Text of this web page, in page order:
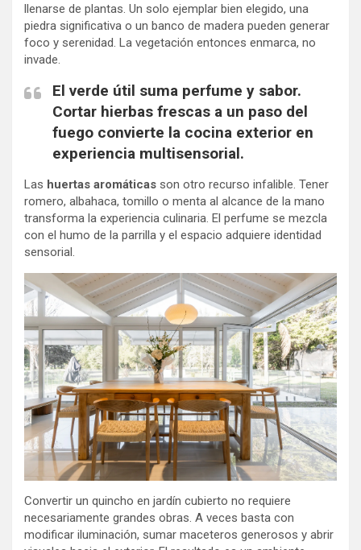
llenarse de plantas. Un solo ejemplar bien elegido, una
piedra significativa o un banco de madera pueden generar
foco y serenidad. La vegetación entonces enmarca, no
invade.
El verde útil suma perfume y sabor.
Cortar hierbas frescas a un paso del
fuego convierte la cocina exterior en
experiencia multisensorial.
Las huertas aromáticas son otro recurso infalible. Tener
romero, albahaca, tomillo o menta al alcance de la mano
transforma la experiencia culinaria. El perfume se mezcla
con el humo de la parrilla y el espacio adquiere identidad
sensorial.
Convertir un quincho en jardín cubierto no requiere
necesariamente grandes obras. A veces basta con
modificar iluminación, sumar maceteros generosos y abrir